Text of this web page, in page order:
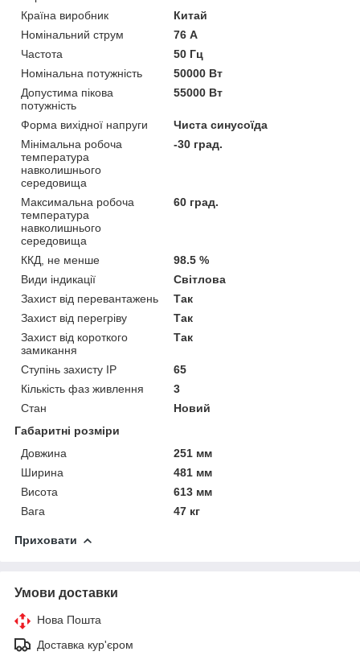
Країна виробник
Китай
Номінальний струм
76 А
Частота
50 Гц
Номінальна потужність
50000 Вт
Допустима пікова
потужність
55000 Вт
Форма вихідної напруги
Чиста синусоїда
Мінімальна робоча
температура
навколишнього
середовища
-30 град.
Максимальна робоча
температура
навколишнього
середовища
60 град.
ККД, не менше
98.5 %
Види індикації
Світлова
Захист від перевантажень
Так
Захист від перегріву
Так
Захист від короткого
замикання
Так
Ступінь захисту IP
65
Кількість фаз живлення
3
Стан
Новий
Габаритні розміри
Довжина
251 мм
Ширина
481 мм
Висота
613 мм
Вага
47 кг
Приховати
Умови доставки
Нова Пошта
Доставка кур'єром